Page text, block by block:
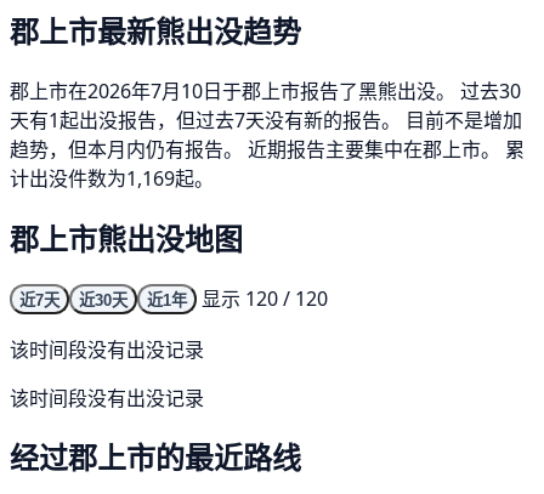
郡上市最新熊出没趋势
郡上市在2026年7月10日于郡上市报告了黑熊出没。 过去30
天有1起出没报告，但过去7天没有新的报告。 目前不是增加
趋势，但本月内仍有报告。 近期报告主要集中在郡上市。 累
计出没件数为1,169起。
郡上市熊出没地图
近7天 近30天 近1年
显示 120 / 120
该时间段没有出没记录
该时间段没有出没记录
经过郡上市的最近路线